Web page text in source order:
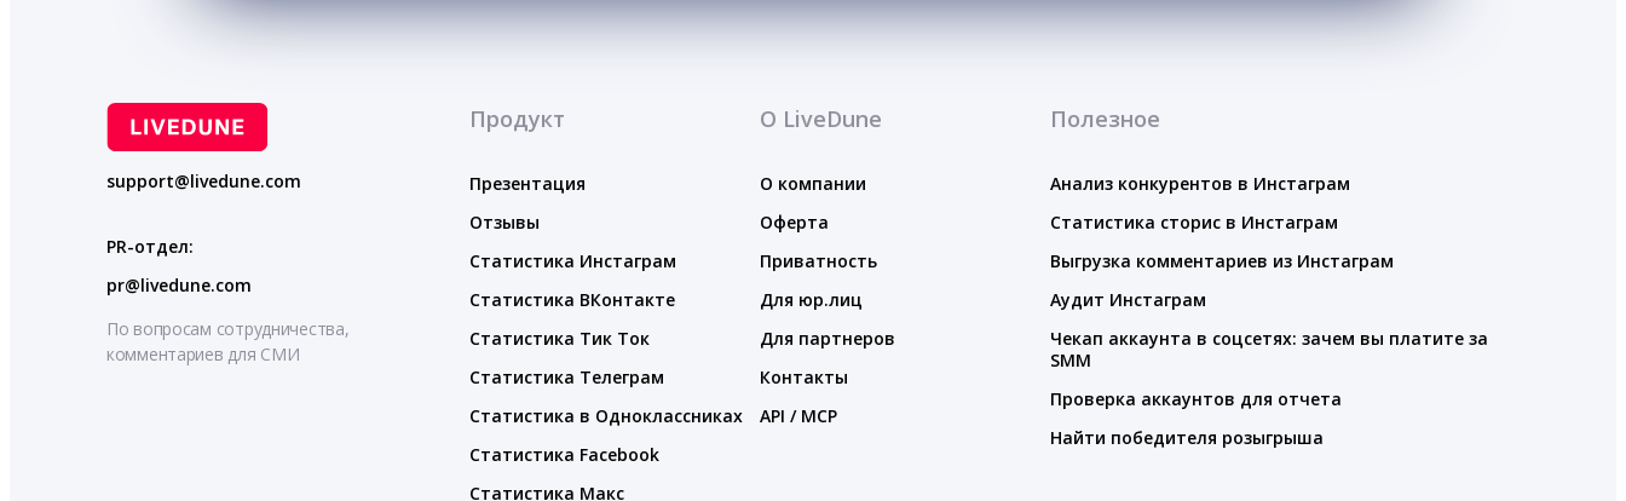
support@livedune.com
PR-отдел:
pr@livedune.com
По вопросам сотрудничества,
комментариев для СМИ
Продукт
Презентация
Отзывы
Статистика Инстаграм
Статистика ВКонтакте
Статистика Тик Ток
Статистика Телеграм
Статистика в Одноклассниках
Статистика Facebook
Статистика Макс
О LiveDune
О компании
Оферта
Приватность
Для юр.лиц
Для партнеров
Контакты
API / MCP
Полезное
Анализ конкурентов в Инстаграм
Статистика сторис в Инстаграм
Выгрузка комментариев из Инстаграм
Аудит Инстаграм
Чекап аккаунта в соцсетях: зачем вы платите за
SMM
Проверка аккаунтов для отчета
Найти победителя розыгрыша